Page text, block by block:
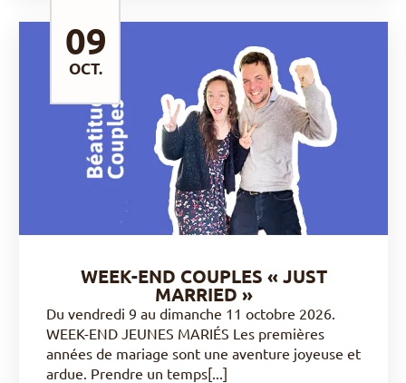
OCT.
DÉCOUVRIR
WEEK-END COUPLES « JUST
MARRIED »
Du vendredi 9 au dimanche 11 octobre 2026.
WEEK-END JEUNES MARIÉS Les premières
années de mariage sont une aventure joyeuse et
ardue. Prendre un temps[...]
09